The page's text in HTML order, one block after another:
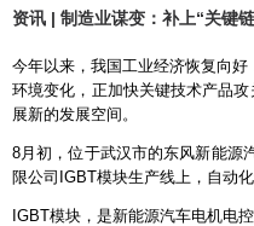
资讯 | 制造业谋变：补上“关键
今年以来，我国工业经济恢复向
环境变化，正加快关键技术产品
展新的发展空间。
8月初，位于武汉市的东风新能源
限公司IGBT模块生产线上，自动
IGBT模块，是新能源汽车电机电